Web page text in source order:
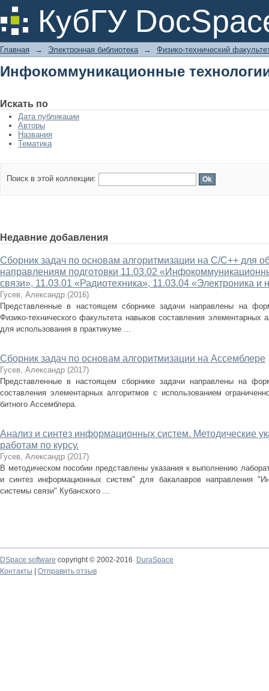
КубГУ
Инфокоммуникационные
Главная → Электронная библиотека → Физико-технический
Инфокоммуникационные
Искать по
Дата публикации
Авторы
Названия
Тематика
Поиск в этой коллекции:
Недавние добавления
Сборник задач по основам алгоритмизации на C/C++ для
направлениям подготовки 11.03.02
связи», 11.03.01 «Радиотехника», 11.03.04 «Электроника и
Гусев, Александр (2016)
Представленные в настоящем сборнике задачи направлены на
Физико-технического факультета навыков составления элементарных
для использования в практикуме ...
Сборник задач по основам алгоритмизации на Ассемблере
Гусев, Александр (2017)
Представленные в настоящем сборнике задачи направлены на
составления элементарных алгоритмов с использованием
битного Ассемблера.
Анализ и синтез информационных систем. Методические
работам по курсу.
Гусев, Александр (2017)
В методическом пособии представлены указания к выполнению
и синтез информационных систем" для бакалавров направления
системы связи" Кубанского ...
DSpace software copyright © 2002-2016
DuraSpace
Контакты
Отправить отзыв